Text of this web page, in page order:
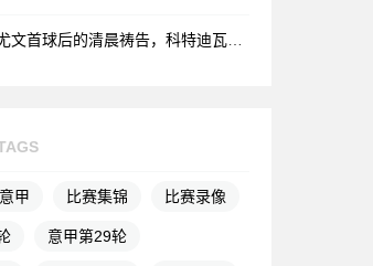
首球后的清晨祷告，科特迪瓦飞翼的蓝白情结
意甲 比赛集锦 比赛录像
意甲第29轮